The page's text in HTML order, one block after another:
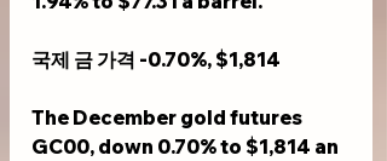
국제 금 가격 -0.70%, $1,814
The December gold futures
GC00, down 0.70% to $1,814 an